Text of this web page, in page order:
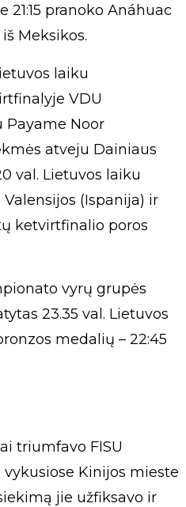
21:15 pranoko Anáhuac
Meksikos.
laiku
VDU
Payame Noor
atveju Dainiaus
val. Lietuvos laiku
(Ispanija) ir
ketvirtfinalio poros
vyrų grupės
23.35 val. Lietuvos
medalių – 22:45
triumfavo FISU
Kinijos mieste
jie užfiksavo ir